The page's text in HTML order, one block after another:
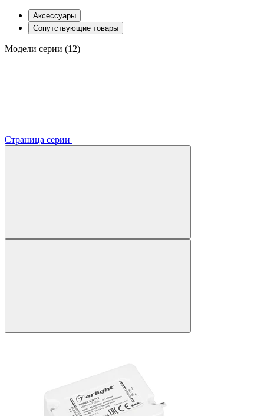
Аксессуары
Сопутствующие товары
Модели серии (12)
Страница серии